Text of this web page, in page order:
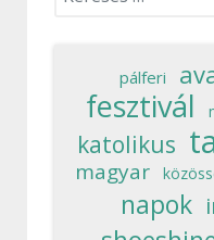
pálferi
fesztivál
katolikus
magyar
napok